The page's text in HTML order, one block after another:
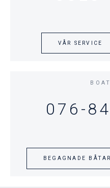
VÅR SERVICE
076-
BEGAGNADE BÅTAR